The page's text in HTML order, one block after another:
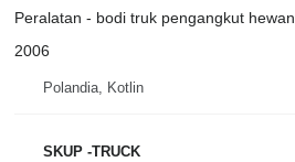
Peralatan - bodi truk pengangkut hewan
2006
Polandia, Kotlin
SKUP -TRUCK